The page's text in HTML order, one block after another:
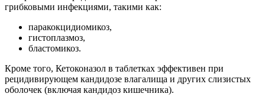
грибковыми инфекциями, такими как:
паракокцидиомикоз,
гистоплазмоз,
бластомикоз.
Кроме того, Кетоконазол в таблетках эффективен при
рецидивирующем кандидозе влагалища и других слизистых
оболочек (включая кандидоз кишечника).